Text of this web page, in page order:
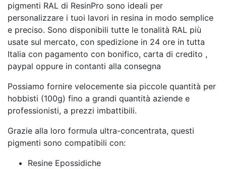
pigmenti RAL di ResinPro sono ideali per
personalizzare i tuoi lavori in resina in modo semplice
e preciso. Sono disponibili tutte le tonalità RAL più
usate sul mercato, con spedizione in 24 ore in tutta
Italia con pagamento con bonifico, carta di credito ,
paypal oppure in contanti alla consegna
Possiamo fornire velocemente sia piccole quantità per
hobbisti (100g) fino a grandi quantità aziende e
professionisti, a prezzi imbattibili.
Grazie alla loro formula ultra-concentrata, questi
pigmenti sono compatibili con:
Resine Epossidiche